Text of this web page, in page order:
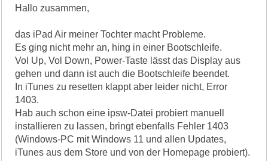
Hallo zusammen,
das iPad Air meiner Tochter macht Probleme.
Es ging nicht mehr an, hing in einer Bootschleife.
Vol Up, Vol Down, Power-Taste lässt das Display aus
gehen und dann ist auch die Bootschleife beendet.
In iTunes zu resetten klappt aber leider nicht, Error
1403.
Hab auch schon eine ipsw-Datei probiert manuell
installieren zu lassen, bringt ebenfalls Fehler 1403
(Windows-PC mit Windows 11 und allen Updates,
iTunes aus dem Store und von der Homepage probiert).